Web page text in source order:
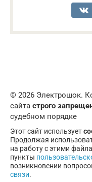
© 2026 Электрошок.
сайта строго
судебном порядке
Этот сайт использует
Продолжая
на работу с этими
пункты
возникновении
связи.